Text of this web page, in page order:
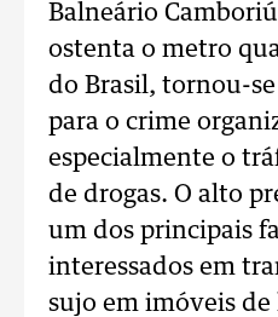
Balneário
ostenta o metro
do Brasil, tornou-
para o crime
especialmente o
de drogas. O alto
um dos principais
interessados em
sujo em imóveis de